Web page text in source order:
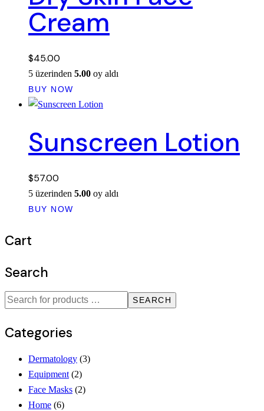
Cream
$45.00
5 üzerinden 5.00 oy aldı
BUY NOW
Sunscreen Lotion
$57.00
5 üzerinden 5.00 oy aldı
BUY NOW
Cart
Search
SEARCH
Categories
Dermatology (3)
Equipment (2)
Face Masks (2)
Home (6)